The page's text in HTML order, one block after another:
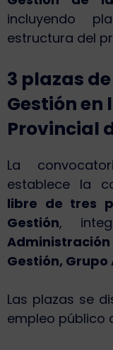
incluyendo
estructura del
3 plazas
Gestión
Provincial
La
establece la
libre de tres
Gestión,
Gestión, Grupo
Las plazas se
empleo público